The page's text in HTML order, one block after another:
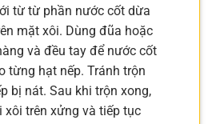
từ từ phần nước cốt dừa
mặt xôi. Dùng đũa hoặc
và đều tay để nước cốt
từng hạt nếp. Tránh trộn
bị nát. Sau khi trộn xong,
xôi trên xửng và tiếp tục